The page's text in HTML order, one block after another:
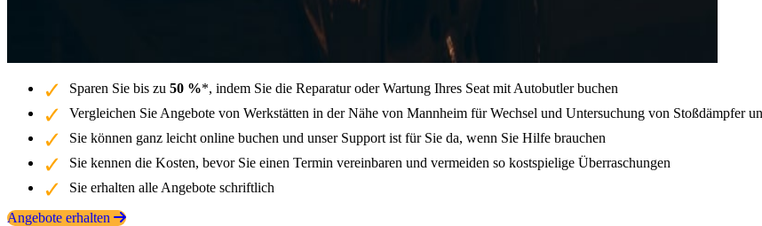
Sparen Sie bis zu 50 %*, indem Sie die Reparatur oder Wartung Ihres Seat mit Autobutler buchen
Vergleichen Sie Angebote von Werkstätten in der Nähe von Mannheim für Wechsel und Untersuchung von Stoßdämpfer
Sie können ganz leicht online buchen und unser Support ist für Sie da, wenn Sie Hilfe brauchen
Sie kennen die Kosten, bevor Sie einen Termin vereinbaren und vermeiden so kostspielige Überraschungen
Sie erhalten alle Angebote schriftlich
Angebote erhalten